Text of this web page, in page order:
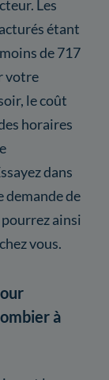
Les
étant
de 717
votre
le coût
horaires
dans
demande de
ainsi
vous.
à